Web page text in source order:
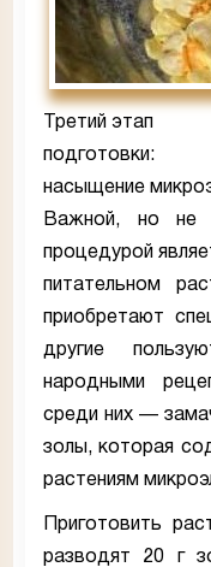
Третий этап
подготовки:
насыщение
Важной, но не
процедурой
питательном
приобретают
другие
народными
среди них —
золы, которая
растениям
Приготовить
разводят 20 г